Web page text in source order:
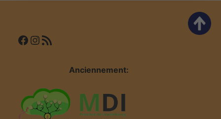
Facebook InstagramFlux RSS
Anciennement: